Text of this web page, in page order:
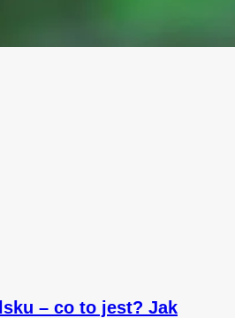
– co to jest? Jak